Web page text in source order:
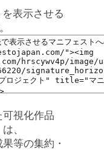
表示させる
視化作品
、
等の集約・